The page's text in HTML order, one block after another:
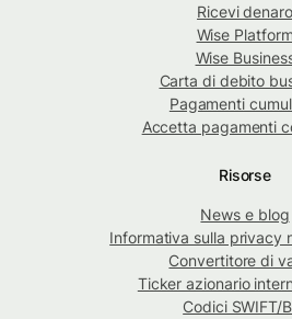
Ricevi denaro
Wise Platform
Wise
Carta di debito
Pagamenti
Accetta pagamenti
Risorse
News e blog
Informativa sulla privacy
Convertitore di
Ticker azionario
Codici SWIFT/